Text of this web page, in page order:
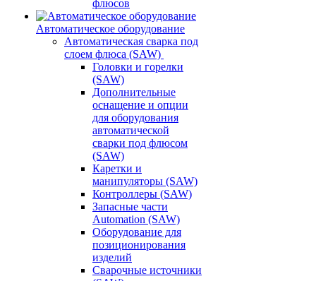
флюсов
Автоматическое оборудование
Автоматическая сварка под
слоем флюса (SAW)
Головки и горелки
(SAW)
Дополнительные
оснащение и опции
для оборудования
автоматической
сварки под флюсом
(SAW)
Каретки и
манипуляторы (SAW)
Контроллеры (SAW)
Запасные части
Automation (SAW)
Оборудование для
позиционирования
изделий
Сварочные источники